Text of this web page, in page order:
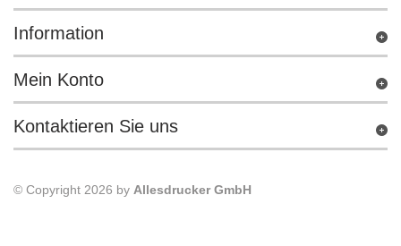
Information
Mein Konto
Kontaktieren Sie uns
© Copyright 2026 by Allesdrucker GmbH